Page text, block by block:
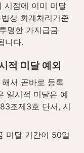
시점에 이미 미달
상 회계처리기준
명한 가지급금
니다.
적 미달 예외
서 곧바로 등록
일시적 미달은 예
조제3호 단서, 시
미달 기간이 50일